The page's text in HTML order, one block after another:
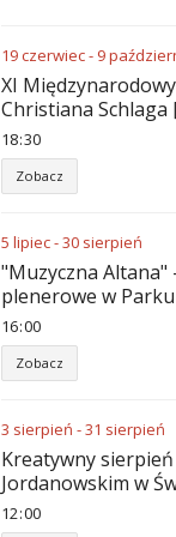
19czerwiec- 9
XI
Christiana Schlaga
18:30
Zobacz
5 lipiec-30 sierpień
"Muzyczna Altana"
plenerowe w
16:00
Zobacz
3 sierpień -31 sierpień
Kreatywny
Jordanowskim w
12:00